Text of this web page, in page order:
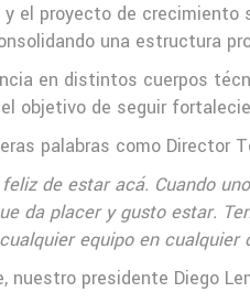
el proyecto de crecimiento
una estructura
en distintos cuerpos
objetivo de seguir
palabras como Director
feliz de estar acá. Cuando
da placer y gusto estar.
equipo en cualquier
nuestro presidente Diego